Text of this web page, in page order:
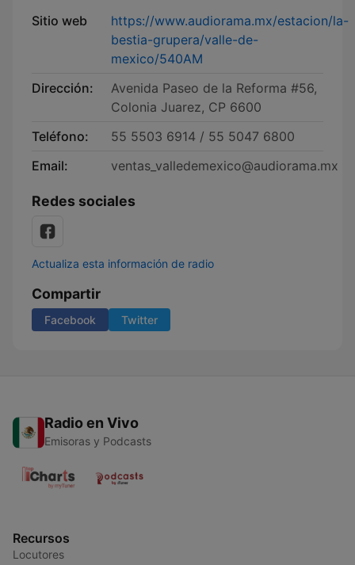
Sitio web
https://www.audiorama.mx/estacion/la-
bestia-grupera/valle-de-
mexico/540AM
Dirección:
Avenida Paseo de la Reforma #56,
Colonia Juarez, CP 6600
Teléfono:
55 5503 6914 / 55 5047 6800
Email:
ventas_valledemexico@audiorama.mx
Redes sociales
Actualiza esta información de radio
Compartir
Facebook Twitter
Radio en Vivo
Emisoras y Podcasts
Recursos
Locutores